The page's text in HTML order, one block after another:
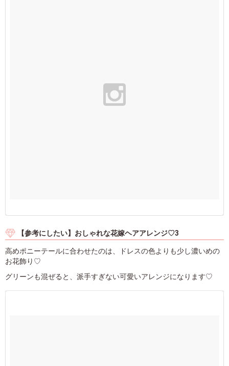
【参考にしたい】おしゃれな花嫁ヘアアレンジ♡3
高めポニーテールに合わせたのは、ドレスの色よりも少し濃いめの
お花飾り♡
グリーンも混ぜると、派手すぎない可愛いアレンジになります♡